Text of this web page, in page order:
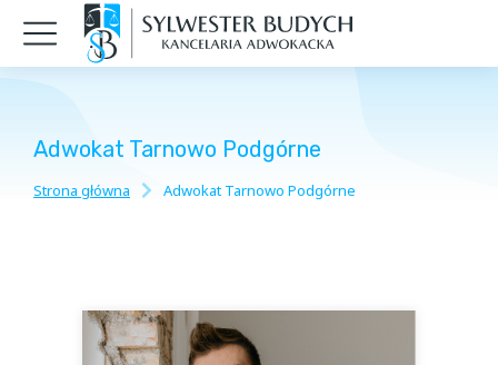
Adwokat Tarnowo Podgórne
Jesteś tutaj:
Strona główna Adwokat Tarnowo Podgórne